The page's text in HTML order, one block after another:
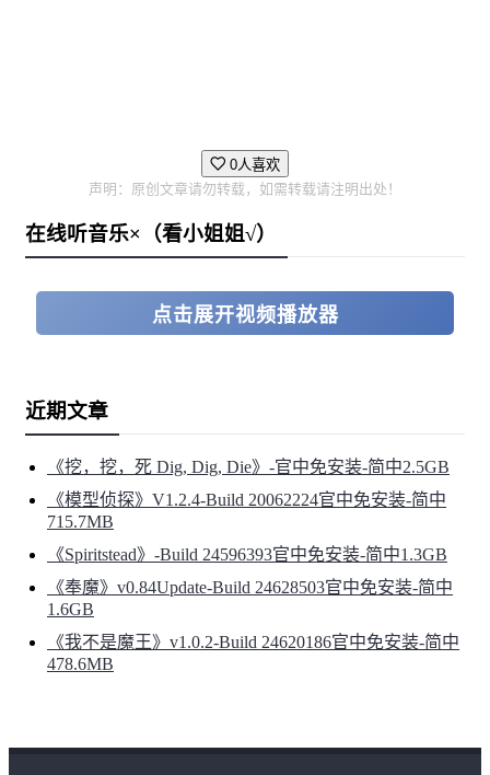
0人喜欢
声明：原创文章请勿转载，如需转载请注明出处！
在线听音乐×（看小姐姐√）
点击展开视频播放器
近期文章
《挖，挖，死 Dig, Dig, Die》-官中免安装-简中2.5GB
《模型侦探》V1.2.4-Build 20062224官中免安装-简中
715.7MB
《Spiritstead》-Build 24596393官中免安装-简中1.3GB
《奉魔》v0.84Update-Build 24628503官中免安装-简中
1.6GB
《我不是魔王》v1.0.2-Build 24620186官中免安装-简中
478.6MB